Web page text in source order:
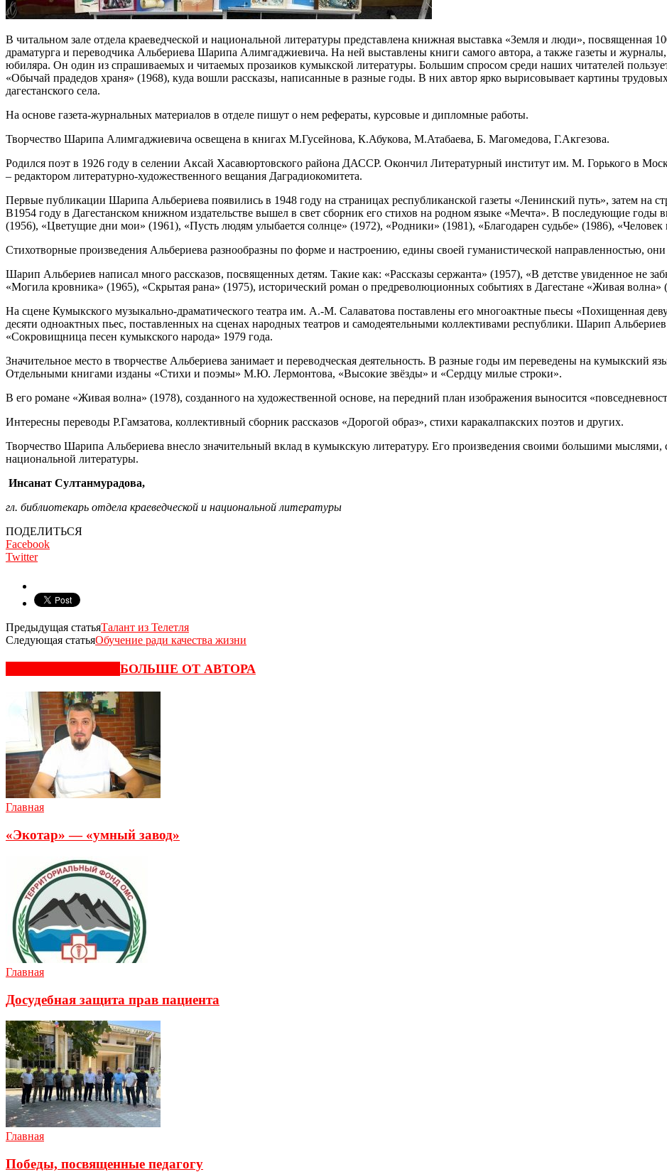
В читальном зале отдела краеведческой и национальной литературы представлена книжная выставка «Земля и люди», посвященная
драматурга и переводчика Альбериева Шарипа Алимгаджиевича. На ней выставлены книги самого автора, а также газеты и
юбиляра. Он один из спрашиваемых и читаемых прозаиков кумыкской литературы. Большим спросом среди наших читателей
«Обычай прадедов храня» (1968), куда вошли рассказы, написанные в разные годы. В них автор ярко вырисовывает картины трудовых
дагестанского села.
На основе газета-журнальных материалов в отделе пишут о нем рефераты, курсовые и дипломные работы.
Творчество Шарипа Алимгаджиевича освещена в книгах М.Гусейнова, К.Абукова, М.Атабаева, Б. Магомедова, Г.Акгезова.
Родился поэт в 1926 году в селении Аксай Хасавюртовского района ДАССР. Окончил Литературный институт им. М. Горького в
– редактором литературно-художественного вещания Даградиокомитета.
Первые публикации Шарипа Альбериева появились в 1948 году на страницах республиканской газеты «Ленинский путь», затем на
В1954 году в Дагестанском книжном издательстве вышел в свет сборник его стихов на родном языке «Мечта». В последующие годы
(1956), «Цветущие дни мои» (1961), «Пусть людям улыбается солнце» (1972), «Родники» (1981), «Благодарен судьбе» (1986), «Человек
Стихотворные произведения Альбериева разнообразны по форме и настроению, едины своей гуманистической направленностью,
Шарип Альбериев написал много рассказов, посвященных детям. Такие как: «Рассказы сержанта» (1957), «В детстве увиденное не
«Могила кровника» (1965), «Скрытая рана» (1975), исторический роман о предреволюционных событиях в Дагестане «Живая волна»
На сцене Кумыкского музыкально-драматического театра им. А.-М. Салаватова поставлены его многоактные пьесы «Похищенная
десяти одноактных пьес, поставленных на сценах народных театров и самодеятельными коллективами республики. Шарип Альбериев
«Сокровищница песен кумыкского народа» 1979 года.
Значительное место в творчестве Альбериева занимает и переводческая деятельность. В разные годы им переведены на кумыкский
Отдельными книгами изданы «Стихи и поэмы» М.Ю. Лермонтова, «Высокие звёзды» и «Сердцу милые строки».
В его романе «Живая волна» (1978), созданного на художественной основе, на передний план изображения выносится
Интересны переводы Р.Гамзатова, коллективный сборник рассказов «Дорогой образ», стихи каракалпакских поэтов и других.
Творчество Шарипа Альбериева внесло значительный вклад в кумыкскую литературу. Его произведения своими большими мыслями,
национальной литературы.
Инсанат Султанмурадова,
гл. библиотекарь отдела краеведческой и национальной литературы
ПОДЕЛИТЬСЯ
Facebook
Twitter
Предыдущая статьяТалант из Телетля
Следующая статьяОбучение ради качества жизни
БОЛЬШЕ ОТ АВТОРА
Главная
«Экотар» — «умный завод»
Главная
Досудебная защита прав пациента
Главная
Победы, посвященные педагогу